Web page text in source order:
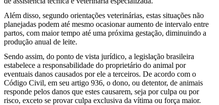
Além disso, segundo orientações veterinárias, estas situações não
planejadas podem até mesmo ocasionar aumento de intervalo entre
partos, com maior tempo até uma próxima gestação, diminuindo a
produção anual de leite.
Sendo assim, do ponto de vista jurídico, a legislação brasileira
estabelece a responsabilidade do proprietário do animal por
eventuais danos causados por ele a terceiros. De acordo com o
Código Civil, em seu artigo 936, o dono, ou detentor, de animais
responde pelos danos que estes causarem, seja por culpa ou por
risco, exceto se provar culpa exclusiva da vítima ou força maior.